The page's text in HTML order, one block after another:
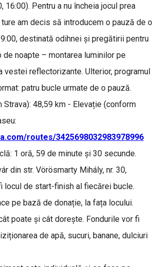
16:00). Pentru a nu încheia jocul prea
am decis să introducem o pauză de o
destinată odihnei și pregătirii pentru
noapte – montarea luminilor pe
vestei reflectorizante. Ulterior, programul
patru bucle urmate de o pauză.
48,59 km - Elevație (conform
routes/3425698032983978996
1 oră, 59 de minute și 30 secunde.
din str. Vörösmarty Mihály, nr. 30,
locul de start-finish al fiecărei bucle.
pe bază de donație, la fața locului.
poate și cât dorește. Fondurile vor fi
de apă, sucuri, banane, dulciuri